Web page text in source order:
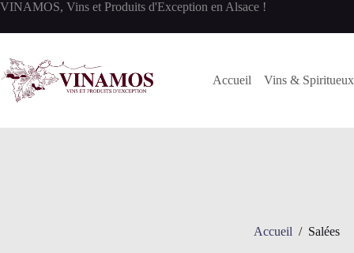
Passer
contenu
VINAMOS, Vins et Produits d'Exception en Alsace !
Accueil Vins & Spiritueux
Accueil / Salées